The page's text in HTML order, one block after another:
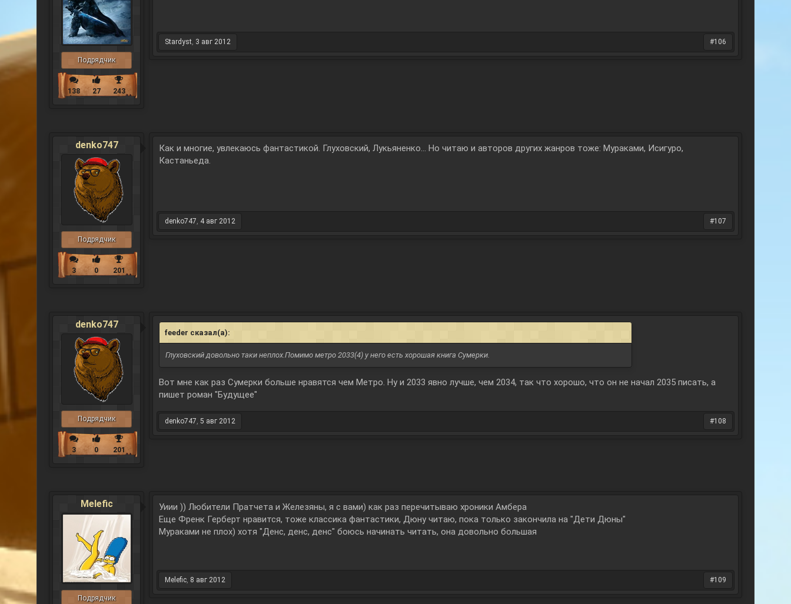
Подрядчик
138 27 243
Stardyst, 3 авг 2012 #106
denko747
Подрядчик
3 0 201
Как и многие, увлекаюсь фантастикой. Глуховский, Лукьяненко... Но читаю и авторов других жанров тоже: Мураками, Исигуро,
Кастаньеда.
denko747, 4 авг 2012 #107
denko747
Подрядчик
3 0 201
feeder сказал(а):
Глуховский довольно таки неплох.Помимо метро 2033(4) у него есть хорошая книга Сумерки.
Вот мне как раз Сумерки больше нравятся чем Метро. Ну и 2033 явно лучше, чем 2034, так что хорошо, что он не начал 2035 писать, а
пишет роман "Будущее"
denko747, 5 авг 2012 #108
Melefic
Подрядчик
Уиии )) Любители Пратчета и Железяны, я с вами) как раз перечитываю хроники Амбера
Еще Френк Герберт нравится, тоже классика фантастики, Дюну читаю, пока только закончила на "Дети Дюны"
Мураками не плох) хотя "Денс, денс, денс" боюсь начинать читать, она довольно большая
Melefic, 8 авг 2012 #109